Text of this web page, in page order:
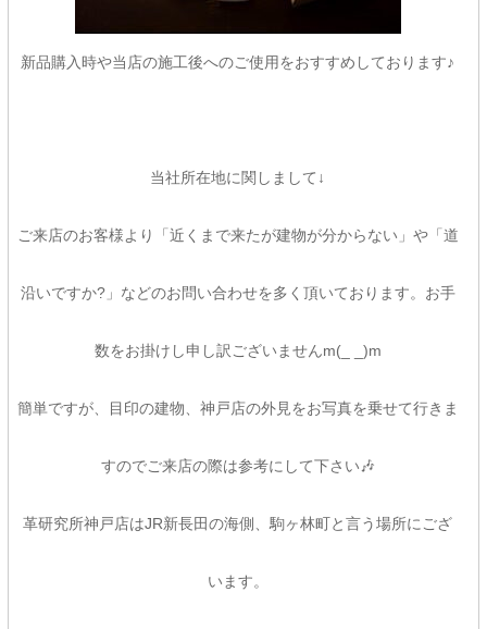
新品購入時や当店の施工後へのご使用をおすすめしております♪
当社所在地に関しまして↓
ご来店のお客様より「近くまで来たが建物が分からない」や「道
沿いですか?」などのお問い合わせを多く頂いております。お手
数をお掛けし申し訳ございませんm(_ _)m
簡単ですが、目印の建物、神戸店の外見をお写真を乗せて行きま
すのでご来店の際は参考にして下さい🎶
革研究所神戸店はJR新長田の海側、駒ヶ林町と言う場所にござ
います。